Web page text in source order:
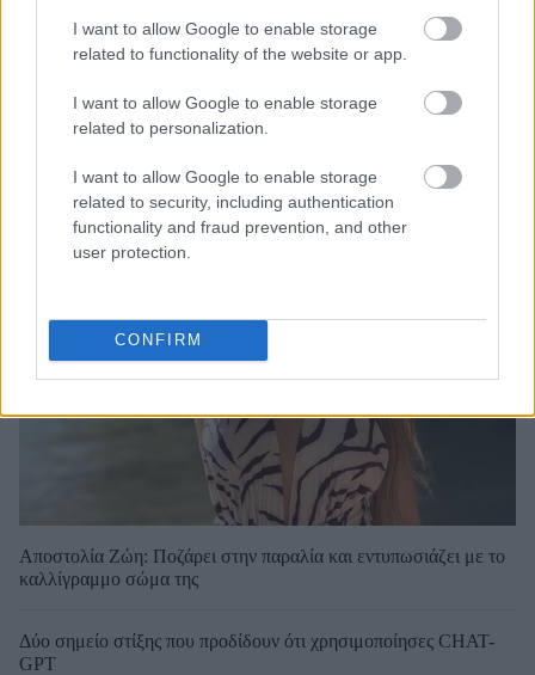
I want to allow Google to enable storage
related to functionality of the website or app.
I want to allow Google to enable storage
related to personalization.
I want to allow Google to enable storage
related to security, including authentication
functionality and fraud prevention, and other
user protection.
CONFIRM
Ολυμπιακός: Τελειώνει άμεσα του Μπραγκάντσα σύμφωνα με
Αποστολία Ζώη: Ποζάρει στην παραλία και εντυπωσιάζει με το
καλλίγραμμο σώμα της
Δύο σημείο στίξης που προδίδουν ότι χρησιμοποίησες CHAT-
GPT